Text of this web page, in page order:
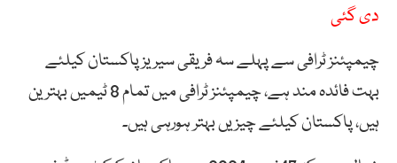
دی گئی
چیمپئنز ٹرافی سے پہلے سہ فریقی سیریز پاکستان کیلئے
بہت فائدہ مند ہے، چیمپئنز ٹرافی میں تمام 8 ٹیمیں بہترین
ہیں، پاکستان کیلئے چیزیں بہتر ہورہی ہیں۔